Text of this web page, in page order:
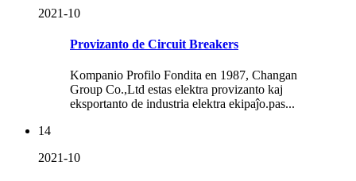
2021-10
Provizanto de Circuit Breakers
Kompanio Profilo Fondita en 1987, Changan
Group Co.,Ltd estas elektra provizanto kaj
eksportanto de industria elektra ekipaĵo.pas...
14
2021-10